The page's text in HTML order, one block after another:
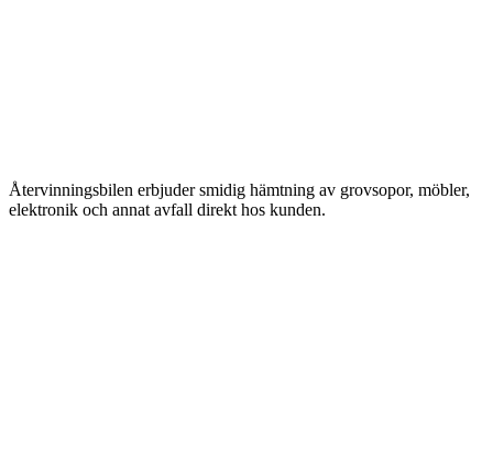
Återvinningsbilen erbjuder smidig hämtning av grovsopor, möbler,
elektronik och annat avfall direkt hos kunden.